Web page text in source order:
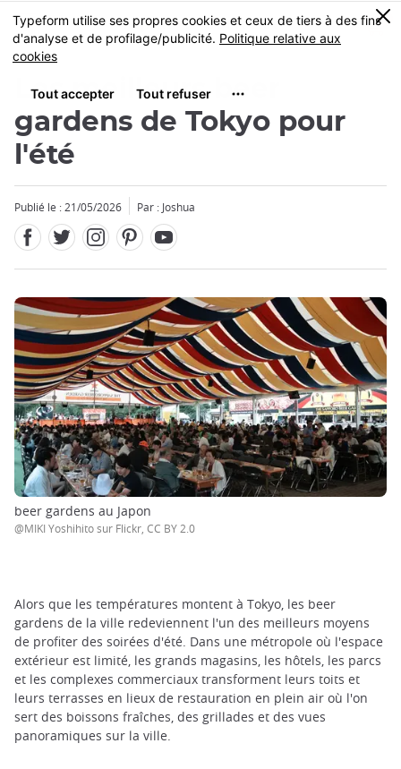
Skip
to
main
MENU
0
Les meilleurs beer
gardens de Tokyo pour
l'été
Publié le : 21/05/2026 Par : Joshua
beer gardens au Japon
@MIKI Yoshihito sur Flickr, CC BY 2.0
Alors que les températures montent à Tokyo, les beer
gardens de la ville redeviennent l'un des meilleurs moyens
de profiter des soirées d'été. Dans une métropole où l'espace
extérieur est limité, les grands magasins, les hôtels, les parcs
et les complexes commerciaux transforment leurs toits et
leurs terrasses en lieux de restauration en plein air où l'on
sert des boissons fraîches, des grillades et des vues
panoramiques sur la ville.